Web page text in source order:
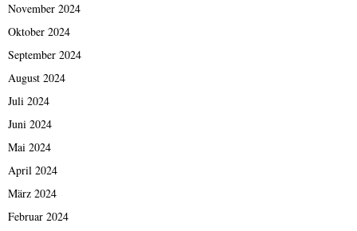
November 2024
Oktober 2024
September 2024
August 2024
Juli 2024
Juni 2024
Mai 2024
April 2024
März 2024
Februar 2024